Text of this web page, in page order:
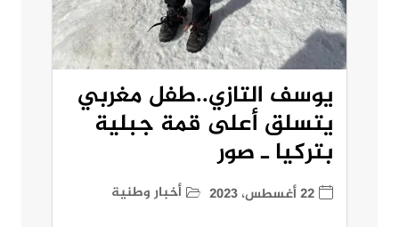
يوسف التازي..طفل مغربي
يتسلق أعلى قمة جبلية
بتركيا ـ صور
22 أغسطس، 2023 أخبار وطنية